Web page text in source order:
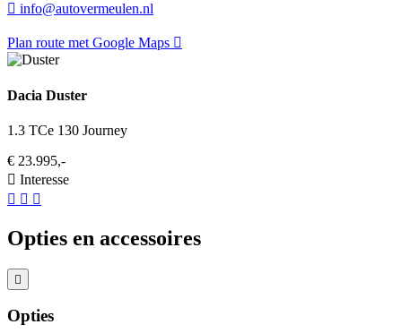
info@autovermeulen.nl
Plan route met Google Maps
Dacia Duster
1.3 TCe 130 Journey
€ 23.995,-
Interesse
Opties en accessoires
Opties